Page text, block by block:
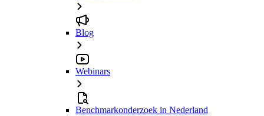
Blog
Webinars
Benchmarkonderzoek in Nederland